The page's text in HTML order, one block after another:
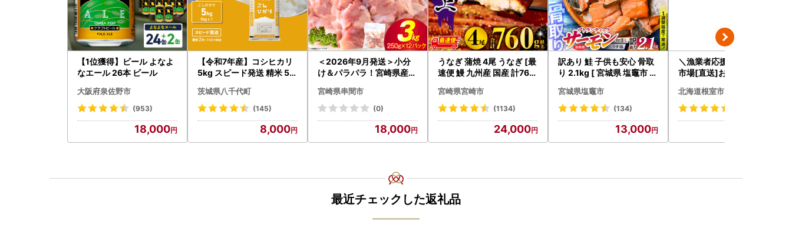
【1位獲得】ビール よなよ
なエール 26本 ビール
大阪府泉佐野市
(953)
18,000
【令和7年産】コシヒカリ
5kg スピード発送 精米 5k
町
茨城県八千代町
(145)
8,000
＜2026年9月発送＞小分
け＆パラパラ！宮崎県産鶏
-009-2609
宮崎県串間市
(0)
18,000
うなぎ 蒲焼 4尾 うなぎ [最
速便 鰻 九州産 国産 計760
宮崎県宮崎市
(1134)
24,000
訳あり 鮭 子供も安心 骨取
り 2.1kg [ 宮城県 塩竈市 ]
宮城県塩竈市
(134)
13,000
＼漁業者応援品／根室海鮮
市場[直送]お刺身用ほたて
北海道根室市
最近チェックした返礼品